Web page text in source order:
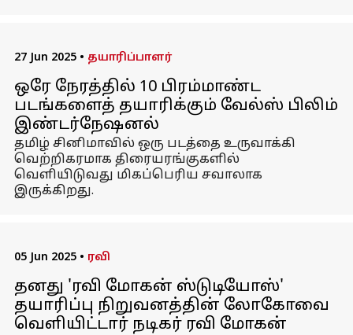
27 Jun 2025 • தயாரிப்பாளர்
ஒரே நேரத்தில் 10 பிரம்மாண்ட
படங்களைத் தயாரிக்கும் வேல்ஸ் பிலிம்
இண்டர்நேஷனல்
தமிழ் சினிமாவில் ஒரு படத்தை உருவாக்கி
வெற்றிகரமாக திரையரங்குகளில்
வெளியிடுவது மிகப்பெரிய சவாலாக
இருக்கிறது.
05 Jun 2025 • ரவி
தனது 'ரவி மோகன் ஸ்டுடியோஸ்'
தயாரிப்பு நிறுவனத்தின் லோகோவை
வெளியிட்டார் நடிகர் ரவி மோகன்